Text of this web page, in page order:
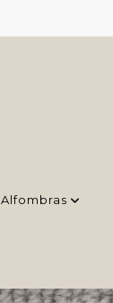
Alfombras